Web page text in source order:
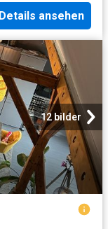
Details ansehen
12 bilder